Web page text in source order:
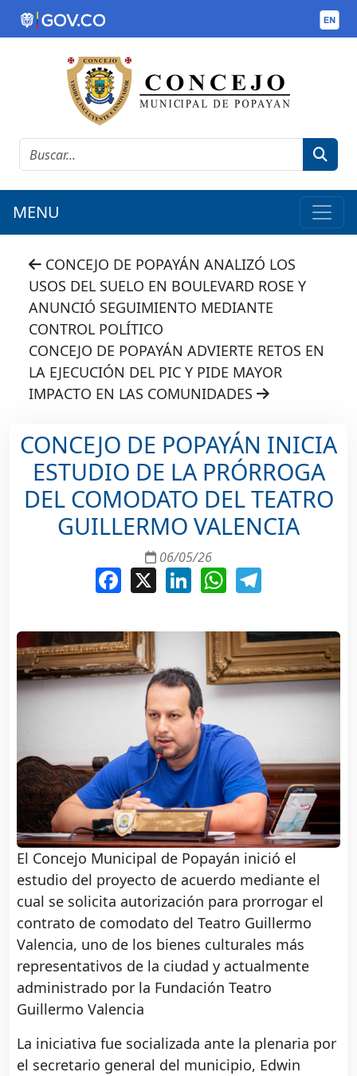
MENU
CONCEJO DE POPAYÁN ANALIZÓ LOS
USOS DEL SUELO EN BOULEVARD ROSE Y
ANUNCIÓ SEGUIMIENTO MEDIANTE
CONTROL POLÍTICO
CONCEJO DE POPAYÁN ADVIERTE RETOS EN
LA EJECUCIÓN DEL PIC Y PIDE MAYOR
IMPACTO EN LAS COMUNIDADES
CONCEJO DE POPAYÁN INICIA
ESTUDIO DE LA PRÓRROGA
DEL COMODATO DEL TEATRO
GUILLERMO VALENCIA
06/05/26
Facebook LinkedInWhatsApp
El Concejo Municipal de Popayán inició el
estudio del proyecto de acuerdo mediante el
cual se solicita autorización para prorrogar el
contrato de comodato del Teatro Guillermo
Valencia, uno de los bienes culturales más
representativos de la ciudad y actualmente
administrado por la Fundación Teatro
Guillermo Valencia
La iniciativa fue socializada ante la plenaria por
el secretario general del municipio, Edwin